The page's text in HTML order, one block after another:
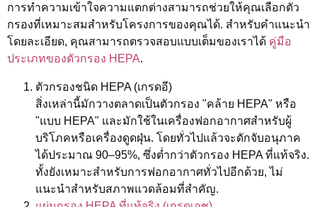
การทำความเข้าใจความแตกต่างสามารถช่วยให้คุณเลือกตัว
กรองที่เหมาะสมสำหรับโครงการของคุณได้. สำหรับคำแนะนำ
โดยละเอียด, คุณสามารถตรวจสอบแบบเต็มของเราได้ คู่มือ
ประเภทของตัวกรอง HEPA.
ตัวกรองชนิด HEPA (เกรดอี)
สิ่งเหล่านี้มักวางตลาดเป็นตัวกรอง "คล้าย HEPA" หรือ
"แบบ HEPA" และมักใช้ในเครื่องฟอกอากาศสำหรับผู้
บริโภคหรือเครื่องดูดฝุ่น. โดยทั่วไปแล้วจะดักจับอนุภาค
ได้ประมาณ 90–95%, ซึ่งต่ำกว่าตัวกรอง HEPA ที่แท้จริง.
ทั้งยังเหมาะสำหรับการฟอกอากาศทั่วไปอีกด้วย, ไม่
แนะนำสำหรับสภาพแวดล้อมที่สำคัญ.